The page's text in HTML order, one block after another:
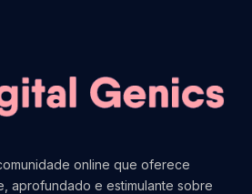
online que oferece
aprofundado e estimulante sobre